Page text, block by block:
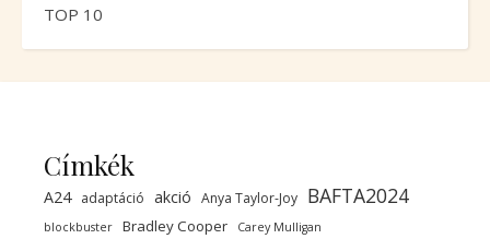
TOP 10
Címkék
A24 adaptáció akció Anya Taylor-Joy BAFTA2024
blockbuster Bradley Cooper Carey Mulligan